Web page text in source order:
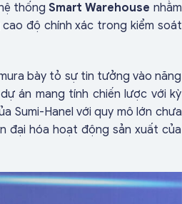
thốngSmart Warehouse nhằm
độ chính xác trong kiểm soát
bày tỏ sự tin tưởng vào năng
án mang tính chiến lược với kỳ
Sumi-Hanel với quy mô lớn chưa
đại hóa hoạt động sản xuất của